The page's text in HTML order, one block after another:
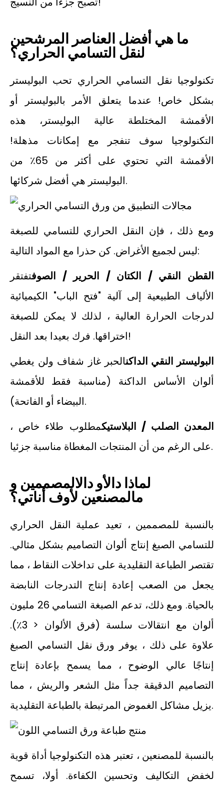
ما هي أفضل العناصر المرشحين
لنقل التسامي الحراري؟
تكنولوجيا نقل التسامي الحراري تحب البوليستر
بشكل خاص! عندما يتعلق الأمر بالبوليستر أو
الأقمشة المختلطة عالية البوليستر، هذه
التكنولوجيا سوف تنفجر مع إمكانات مذهلة!
الأقمشة التي تحتوي على أكثر من 65٪ من
البوليستر هي أفضل شركائها.
ومع ذلك ، فإن النقل الحراري للتسامي للصبغة
ليس لجميع الأغراض. كن حذرا مع المواد التالية:
القطن النقي / الكتان / الحرير / الصوفتفتقر
الألياف الطبيعية إلى آلية "فتح الباب" الكيميائية
لدرجات الحرارة العالية ، لذلك لا يمكن للصبغة
اختراقها. فرك بعيدا بعد النقل!
البوليستر النقي الداكنالحبر غاز شفاف ولن يغطي
ألوان الأساس الداكنة (مناسبة فقط للأقمشة
البيضاء أو الفاتحة).
المعدن الصلب / البلاستيكمطلوب طلاء خاص ،
على الرغم من أن المنتجات المغطاة مناسبة جزئيا.
لماذا دالأو دالالمصممين و
مالمصنعين لأوفأناتي؟
بالنسبة للمصممين ، تعيد عملية النقل الحراري
للتسامي الصبغ إنتاج ألوان التصاميم بشكل مثالي.
تقتصر الطباعة التقليدية على تداخلات النقاط ، مما
يجعل من الصعب إعادة إنتاج التدرجات النابضة
بالحياة. ومع ذلك، تدعم الصبغة التسامي 26 مليون
ألوان مع انتقالات سلسة (فرق الألوان < 3٪).
علاوة على ذلك ، يوفر ورق نقل التسامي الصبغ
إنتاجًا عالي الوضوح ، مما يسمح بإعادة إنتاج
التصاميم الدقيقة جداً مثل الشعر والريش ، مما
يزيل مشاكل الغموض المرتبطة بالطباعة التقليدية.
بالنسبة للمصنعين ، تعتبر هذه التكنولوجيا أداة قوية
لخفض التكاليف وتحسين الكفاءة. أولا، تسمح